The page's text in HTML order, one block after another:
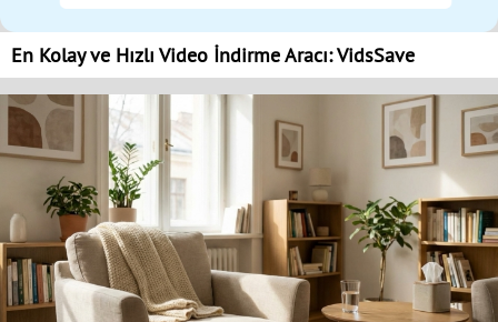
En Kolay ve Hızlı Video İndirme Aracı: VidsSave